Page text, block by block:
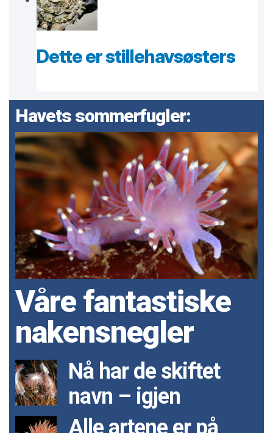
Dette er stillehavsøsters
Havets sommerfugler:
Våre fantastiske
nakensnegler
Nå har de skiftet
navn – igjen
Alle artene er på